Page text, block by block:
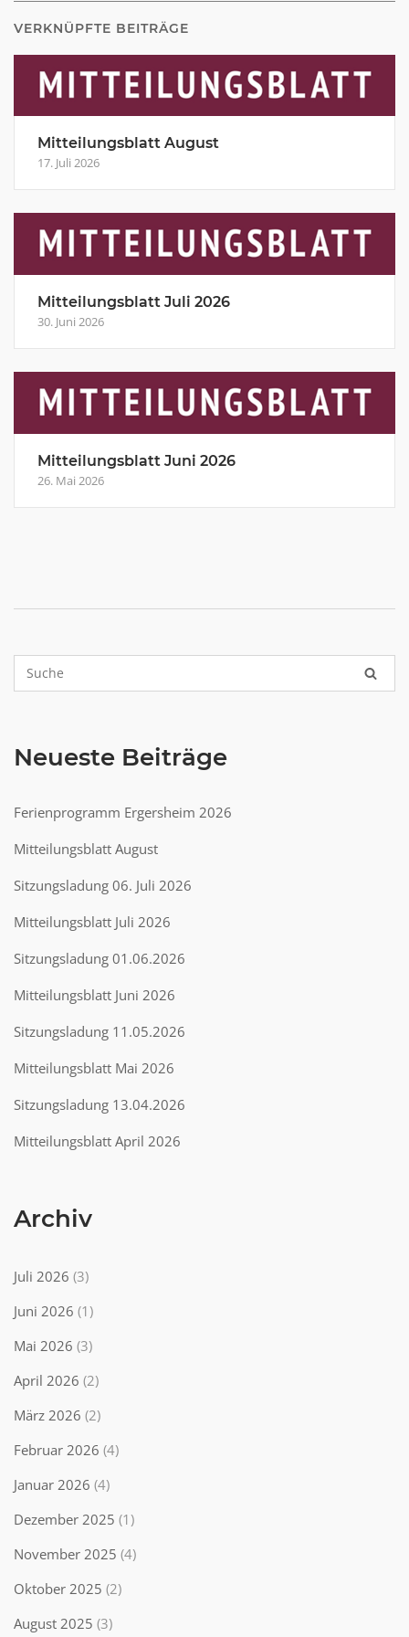
VERKNÜPFTE BEITRÄGE
Mitteilungsblatt August
17. Juli 2026
Mitteilungsblatt Juli 2026
30. Juni 2026
Mitteilungsblatt Juni 2026
26. Mai 2026
Neueste Beiträge
Ferienprogramm Ergersheim 2026
Mitteilungsblatt August
Sitzungsladung 06. Juli 2026
Mitteilungsblatt Juli 2026
Sitzungsladung 01.06.2026
Mitteilungsblatt Juni 2026
Sitzungsladung 11.05.2026
Mitteilungsblatt Mai 2026
Sitzungsladung 13.04.2026
Mitteilungsblatt April 2026
Archiv
Juli 2026 (3)
Juni 2026 (1)
Mai 2026 (3)
April 2026 (2)
März 2026 (2)
Februar 2026 (4)
Januar 2026 (4)
Dezember 2025 (1)
November 2025 (4)
Oktober 2025 (2)
August 2025 (3)